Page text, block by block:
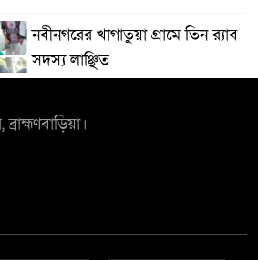
নবীনগরের খাগাতুয়া গ্রামে তিন র‍্যাব
সদস্য লাঞ্ছিত
নবীনগরে ভাইয়ের আঘাতে ভাইয়ের